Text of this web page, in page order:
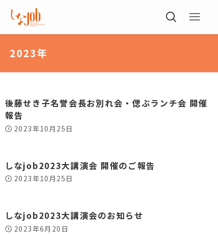
2023年
後藤せき子名誉会長お別れ会・偲ぶランチ会 開催
報告
2023年10月25日
しなjob2023大講演会 開催のご報告
2023年10月25日
しなjob2023大講演会のお知らせ
2023年6月20日